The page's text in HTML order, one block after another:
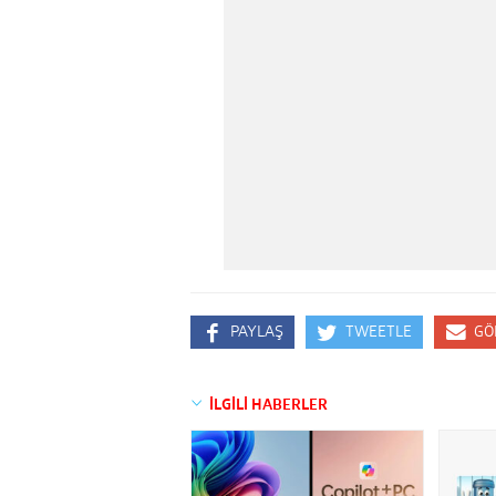
PAYLAŞ TWEETLE
İLGİLİ HABERLER